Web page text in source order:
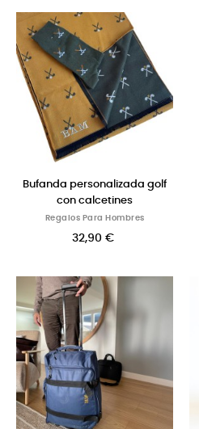
Bufanda personalizada golf
con calcetines
Regalos Para Hombres
32,90 €